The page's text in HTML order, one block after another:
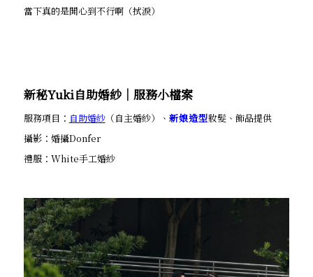
當下真的是開心到不行啊（拭淚）
新秘Yuki自助婚紗│服務小檔案
服務項目： 自助婚紗（自主婚紗）、 新娘造型妝髮、飾品提供
攝影：婚攝Donfer
禮服：White手工婚紗